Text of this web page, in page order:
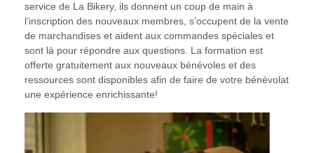
service de La Bikery, ils donnent un coup de main à
l’inscription des nouveaux membres, s’occupent de la vente
de marchandises et aident aux commandes spéciales et
sont là pour répondre aux questions. La formation est
offerte gratuitement aux nouveaux bénévoles et des
ressources sont disponibles afin de faire de votre bénévolat
une expérience enrichissante!